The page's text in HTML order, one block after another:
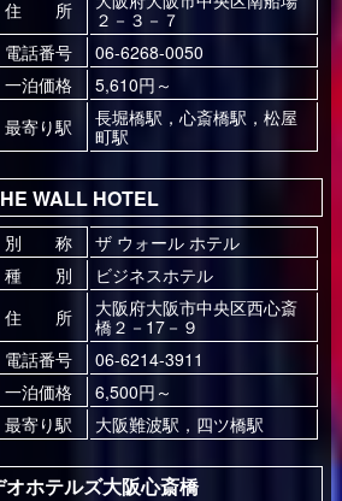
住 所
２－３－７
電話番号
06-6268-0050
一泊価格
5,610円～
最寄り駅
長堀橋駅，心斎橋駅，松屋
町駅
WALL HOTEL
別 称
ザ ウォール ホテル
種 別
ビジネスホテル
住 所
大阪府大阪市中央区西心斎
橋２－17－９
電話番号
06-6214-3911
一泊価格
6,500円～
最寄り駅
大阪難波駅，四ツ橋駅
オホテルズ大阪心斎橋